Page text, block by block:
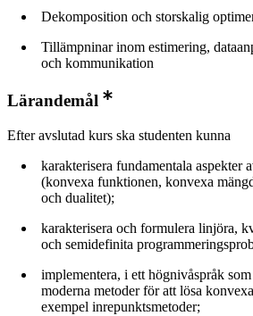
Dekomposition och storskalig
Tillämpninar inom estimering,
och kommunikation
Lärandemål
Efter avslutad kurs ska studenten kunna
karakterisera fundamentala aspekter
(konvexa funktionen, konvexa
och dualitet);
karakterisera och formulera linjöra,
och semidefinita
implementera, i ett högnivåspråk
moderna metoder för att lösa
exempel inrepunktsmetoder;